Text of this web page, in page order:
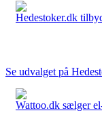
Hedestoker.dk
Se udvalget på
Wattoo.dk sælger